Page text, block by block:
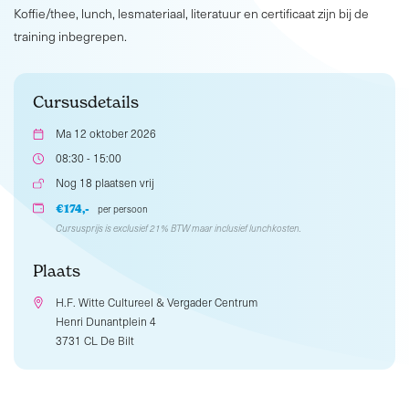
Koffie/thee, lunch, lesmateriaal, literatuur en certificaat zijn bij de
training inbegrepen.
Cursusdetails
Ma 12 oktober 2026
08:30 - 15:00
Nog 18 plaatsen vrij
€174,-
per persoon
Cursusprijs is exclusief 21% BTW maar inclusief lunchkosten.
Plaats
H.F. Witte Cultureel & Vergader Centrum
Henri Dunantplein 4
3731 CL De Bilt